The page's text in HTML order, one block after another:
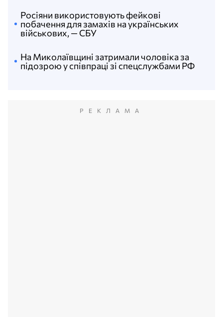
На Миколаївщині затримали чоловіка за
підозрою у співпраці зі спецслужбами РФ
Росіяни використовують фейкові
побачення для замахів на українських
військових, — СБУ
РЕКЛАМА